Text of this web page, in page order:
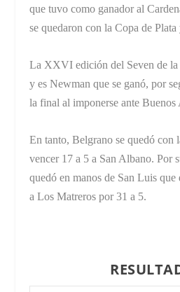
que tuvo como ganador al
se quedaron con la Copa de
La XXVI edición del Seven de
y es Newman que se ganó, por
la final al imponerse ante Buenos
En tanto, Belgrano se quedó con
vencer 17 a 5 a San Albano. Por
quedó en manos de San Luis
a Los Matreros por 31 a 5.